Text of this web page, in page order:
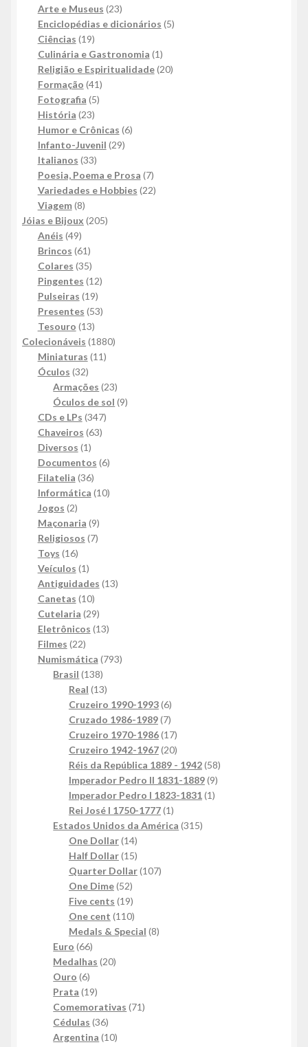
produtos
Arte e Museus 2323
produtos
Enciclopédias e dicionários 55
Ciências 1919
produtos
Culinária e Gastronomia 11
produto
Religião e Espiritualidade 2020
Formação 4141
produtos
Fotografia 55
História 2323
produtos
Humor e Crônicas 66
Infanto-Juvenil 2929
Italianos 3333
produtos
Poesia, Poema e Prosa 77
produtos
Variedades e Hobbies 2222
Viagem 88
produtos
Jóias e Bijoux 205205
Anéis 4949
produtos
Brincos 6161
produtos
Colares 3535
produtos
Pingentes 1212
Pulseiras 1919
produtos
Presentes 5353
Tesouro 1313
produtos
Colecionáveis 18801880
Miniaturas 1111
Óculos 3232
produtos
Armações 2323
produtos
Óculos de sol 99
CDs e LPs 347347
Chaveiros 6363
Diversos 11
produto
Documentos 66
Filatelia 3636
produtos
Informática 1010
Jogos 22
produtos
Maçonaria 99
produtos
Religiosos 77
Toys 1616
produtos
Veículos 11
produto
Antiguidades 1313
Canetas 1010
produtos
Cutelaria 2929
produtos
Eletrônicos 1313
Filmes 2222
produtos
Numismática 793793
Brasil 138138
produtos
Real 1313
produtos
Cruzeiro 1990-1993 66
produtos
Cruzado 1986-1989 77
produtos
Cruzeiro 1970-1986 1717
produtos
Cruzeiro 1942-1967 2020
produtos
Réis da República 1889 - 1942 5858
produtos
Imperador Pedro II 1831-1889 99
produtos
Imperador Pedro I 1823-1831 11
Rei José I 1750-1777 11
produto
Estados Unidos da América 315315
One Dollar 1414
produtos
Half Dollar 1515
produtos
Quarter Dollar 107107
One Dime 5252
produtos
Five cents 1919
produtos
One cent 110110
produtos
Medals & Special 88
Euro 6666
produtos
Medalhas 2020
Ouro 66
produtos
Prata 1919
produtos
Comemorativas 7171
Cédulas 3636
produtos
Argentina 1010